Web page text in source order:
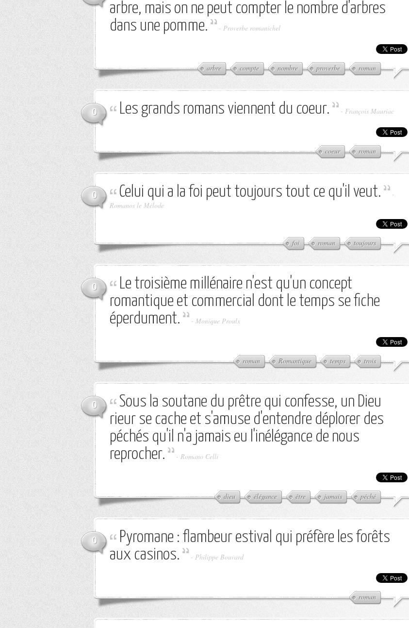
arbre, mais on ne peut compter le nombre d'arbres
dans une pomme.
- Proverbe romanichel
arbre compte nombre proverbe roman
0 Les grands romans viennent du coeur. - François Mauriac
coeur roman
0 Celui qui a la foi peut toujours tout ce qu'il veut.
-
Romanos le Mélode
foi roman toujours
0
Le troisième millénaire n'est qu'un concept
romantique et commercial dont le temps se fiche
éperdument.
- Monique Proulx
roman Romantique temps trois
0
Sous la soutane du prêtre qui confesse, un Dieu
rieur se cache et s'amuse d'entendre déplorer des
péchés qu'il n'a jamais eu l'inélégance de nous
reprocher.
- Romano Celli
dieu élégance être jamais péché
0
Pyromane : flambeur estival qui préfère les forêts
aux casinos.
- Philippe Bouvard
roman